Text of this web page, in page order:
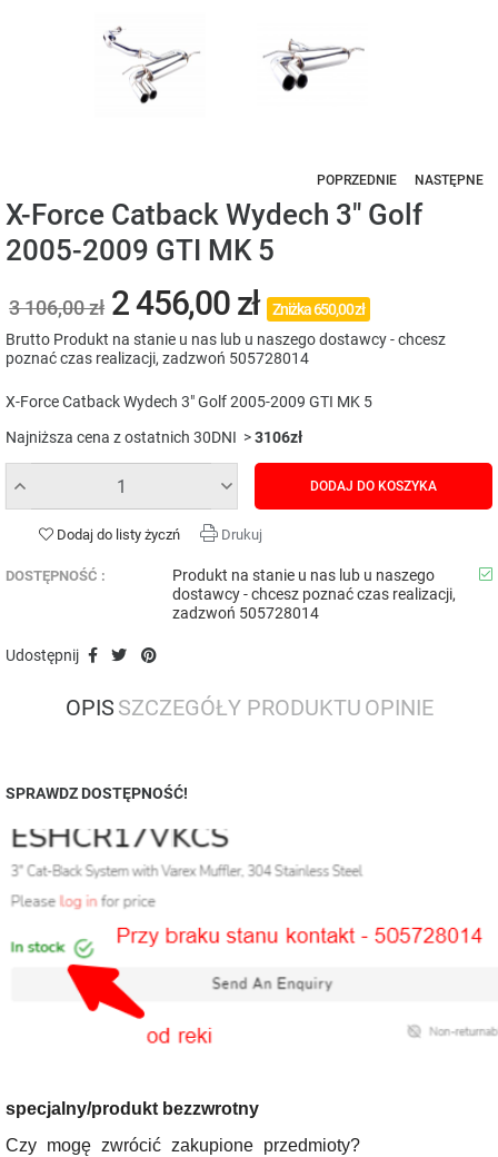
POPRZEDNIE NASTĘPNE
X-Force Catback Wydech 3" Golf
2005-2009 GTI MK 5
3 106,00 zł 2 456,00 zł
Zniżka 650,00 zł
Brutto Produkt na stanie u nas lub u naszego dostawcy - chcesz
poznać czas realizacji, zadzwoń 505728014
X-Force Catback Wydech 3" Golf 2005-2009 GTI MK 5
Najniższa cena z ostatnich 30DNI >3106zł
DODAJ DO KOSZYKA
Dodaj do listy życzń Drukuj
DOSTĘPNOŚĆ :
Produkt na stanie u nas lub u naszego
dostawcy - chcesz poznać czas realizacji,
zadzwoń 505728014
Udostępnij
OPIS SZCZEGÓŁY PRODUKTU OPINIE
SPRAWDZ DOSTĘPNOŚĆ!
specjalny/produkt bezzwrotny
Czy mogę zwrócić zakupione przedmioty?